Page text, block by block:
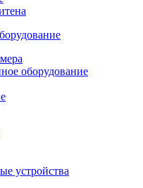
оборудование
устройства